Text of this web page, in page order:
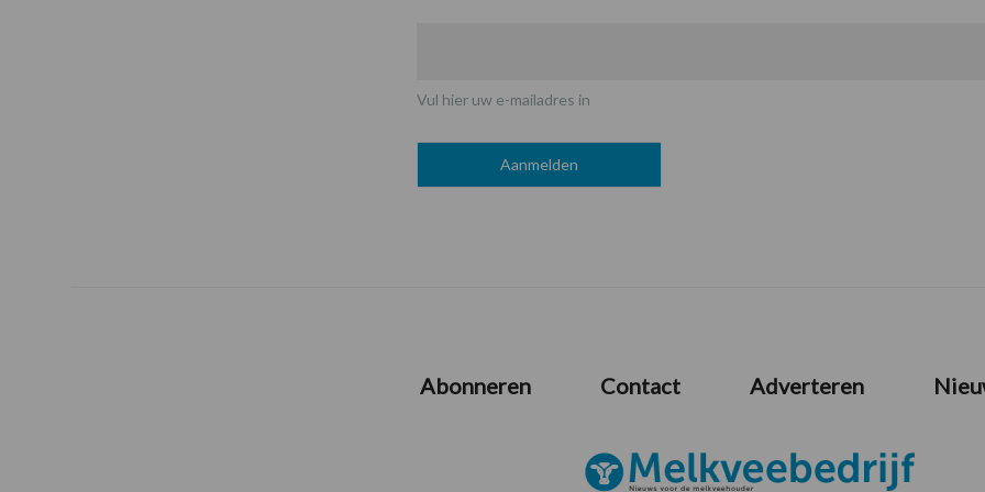
Vul hier uw e-mailadres in
Abonneren Contact Adverteren